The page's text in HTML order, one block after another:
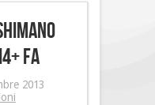
FA
2013